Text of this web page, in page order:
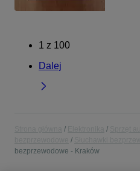
1 z 100
Dalej
bezprzewodowe - Kraków